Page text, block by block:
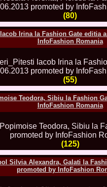
(80)
Irina la Fashion Gate editia
InfoFashion Romania
(55)
Teodora, Sibiu la Fashion
InfoFashion Romania
(125)
Silvia Alexandra, Galati la
promoted by InfoFashion